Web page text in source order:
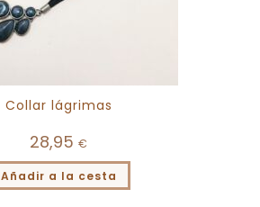
Collar lágrimas
28,95 €
Añadir a la cesta